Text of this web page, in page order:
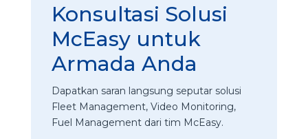
Konsultasi Solusi
McEasy untuk
Armada Anda
Dapatkan saran langsung seputar solusi
Fleet Management, Video Monitoring,
Fuel Management dari tim McEasy.